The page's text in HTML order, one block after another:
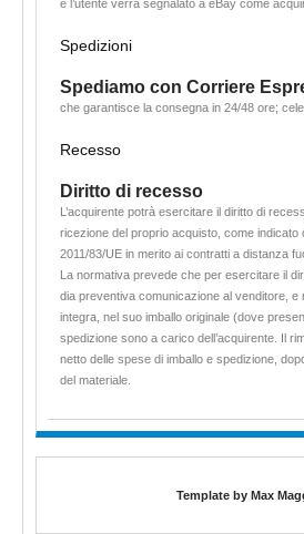
e l’utente verrà segnalato a eBay come
Spedizioni
Spediamo con Corriere
che garantisce la consegna in 24/48 ore;
Recesso
Diritto di recesso
L’acquirente potrà esercitare il diritto di
ricezione del proprio acquisto, come indicato
2011/83/UE in merito ai contratti a distanza
La normativa prevede che per esercitare il
dia preventiva comunicazione al venditore, e
integra, nel suo imballo originale (dove
spedizione sono a carico dell’acquirente. Il
netto delle spese di imballo e spedizione,
del materiale.
Template by Max